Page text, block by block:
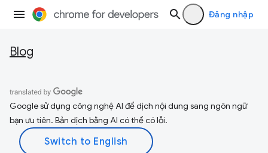
Đăng nhập
Blog
Google sử dụng công nghệ AI để dịch nội dung sang ngôn ngữ
bạn ưu tiên. Bản dịch bằng AI có thể có lỗi.